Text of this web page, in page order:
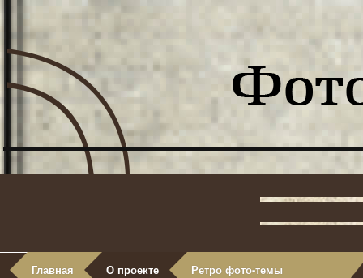
Главная О проекте Ретро фото-темы